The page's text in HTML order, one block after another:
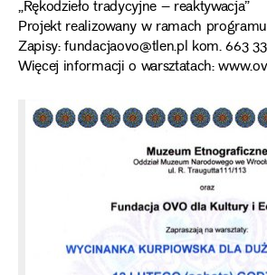
„Rękodzieło tradycyjne – reaktywacja”
Projekt realizowany w ramach
Zapisy: fundacjaovo@tlen.pl kom. 663
Więcej informacji o warsztatach: